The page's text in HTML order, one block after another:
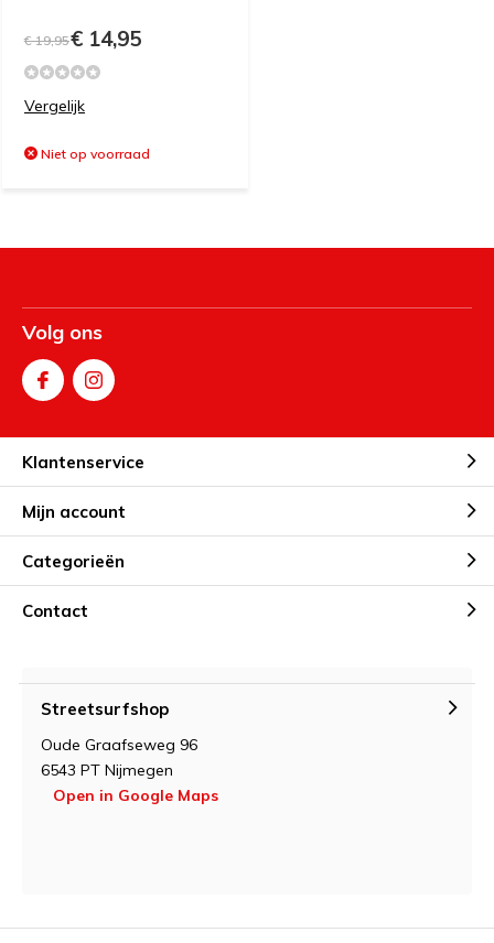
€ 19,95€ 14,95
Vergelijk
Niet op voorraad
Volg ons
Klantenservice
Mijn account
Categorieën
Contact
Streetsurfshop
Oude Graafseweg 96
6543 PT Nijmegen
Open in Google Maps